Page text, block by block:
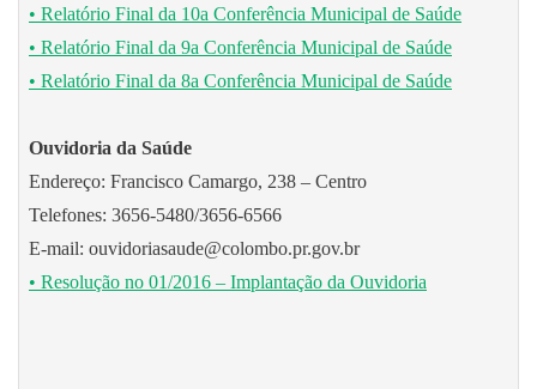
• Relatório Final da 10a Conferência Municipal de Saúde
• Relatório Final da 9a Conferência Municipal de Saúde
• Relatório Final da 8a Conferência Municipal de Saúde
Ouvidoria da Saúde
Endereço: Francisco Camargo, 238 – Centro
Telefones: 3656-5480/3656-6566
E-mail: ouvidoriasaude@colombo.pr.gov.br
• Resolução no 01/2016 – Implantação da Ouvidoria